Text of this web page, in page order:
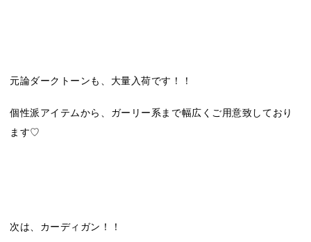
元論ダークトーンも、大量入荷です！！
個性派アイテムから、ガーリー系まで幅広くご用意致しており
ます♡
次は、カーディガン！！